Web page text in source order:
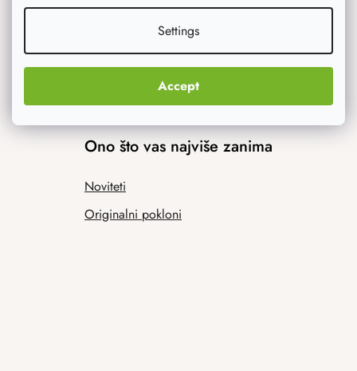
Settings
Accept
Ono što vas najviše zanima
Noviteti
Originalni pokloni